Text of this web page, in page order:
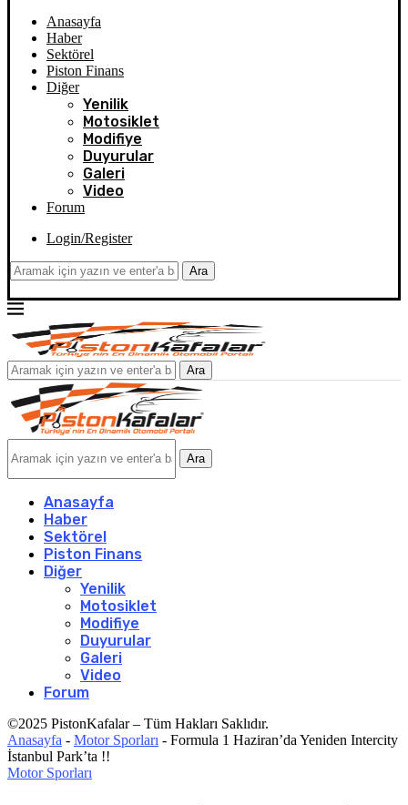
Anasayfa
Haber
Sektörel
Piston Finans
Diğer
Yenilik
Motosiklet
Modifiye
Duyurular
Galeri
Video
Forum
Login/Register
Ara
Ara
Ara
Anasayfa
Haber
Sektörel
Piston Finans
Diğer
Yenilik
Motosiklet
Modifiye
Duyurular
Galeri
Video
Forum
©2025 PistonKafalar – Tüm Hakları Saklıdır.
Anasayfa - Motor Sporları - Formula 1 Haziran’da Yeniden Intercity
İstanbul Park’ta !!
Motor Sporları